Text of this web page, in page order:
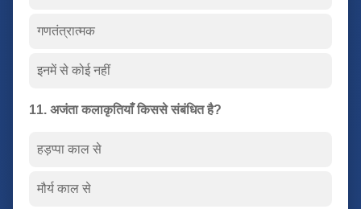
गणतंत्रात्मक
इनमें से कोई नहीं
11. अजंता कलाकृतियाँ किससे संबंधित है?
हड़प्पा काल से
मौर्य काल से